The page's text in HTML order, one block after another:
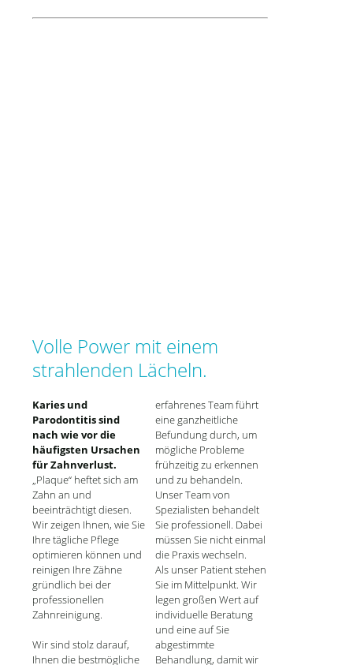
Volle Power mit einem
strahlenden Lächeln.
Karies und
Parodontitis sind
nach wie vor die
häufigsten Ursachen
für Zahnverlust.
„Plaque“ heftet sich am
Zahn an und
beeinträchtigt diesen.
Wir zeigen Ihnen, wie Sie
Ihre tägliche Pflege
optimieren können und
reinigen Ihre Zähne
gründlich bei der
professionellen
Zahnreinigung.
Wir sind stolz darauf,
Ihnen die bestmögliche
erfahrenes Team führt
eine ganzheitliche
Befundung durch, um
mögliche Probleme
frühzeitig zu erkennen
und zu behandeln.
Unser Team von
Spezialisten behandelt
Sie professionell. Dabei
müssen Sie nicht einmal
die Praxis wechseln.
Als unser Patient stehen
Sie im Mittelpunkt. Wir
legen großen Wert auf
individuelle Beratung
und eine auf Sie
abgestimmte
Behandlung, damit wir